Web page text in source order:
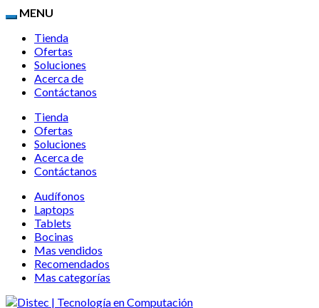
MENU
Tienda
Ofertas
Soluciones
Acerca de
Contáctanos
Tienda
Ofertas
Soluciones
Acerca de
Contáctanos
Audífonos
Laptops
Tablets
Bocinas
Mas vendidos
Recomendados
Mas categorías